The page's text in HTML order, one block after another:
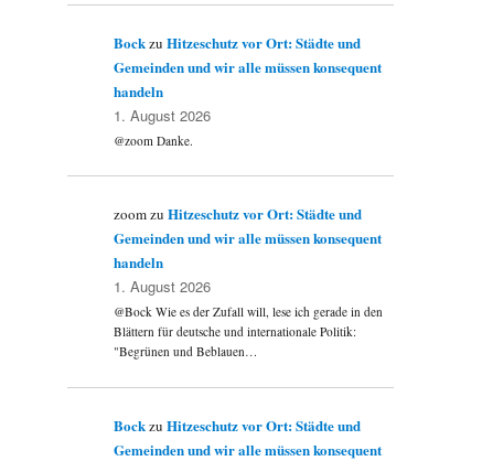
BockzuHitzeschutz vor Ort: Städte und
Gemeinden und wir alle müssen konsequent
handeln
1. August 2026
@zoom Danke.
zoomzuHitzeschutz vor Ort: Städte und
Gemeinden und wir alle müssen konsequent
handeln
1. August 2026
@Bock Wie es der Zufall will, lese ich gerade in den
Blättern für deutsche und internationale Politik:
"Begrünen und Beblauen…
BockzuHitzeschutz vor Ort: Städte und
Gemeinden und wir alle müssen konsequent